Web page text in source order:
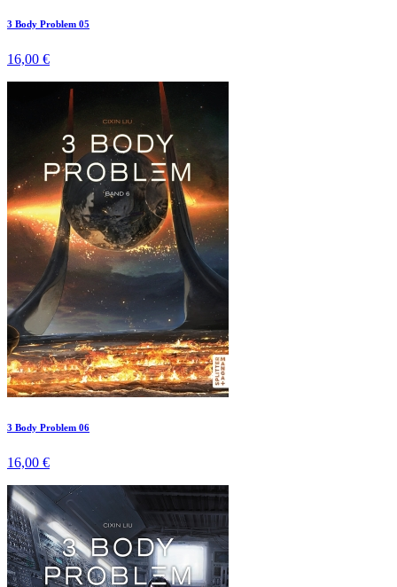
3 Body Problem 05
16,00 €
3 Body Problem 06
16,00 €